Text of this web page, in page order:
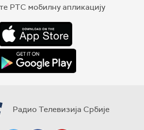
РТС мобилну апликацију
Радио Телевизија Србије